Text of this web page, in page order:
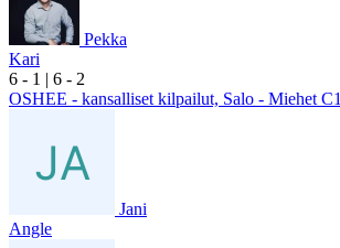
Pekka
Kari
6 - 1 | 6 - 2
OSHEE - kansalliset kilpailut, Salo - Miehet C1
Jani
Angle